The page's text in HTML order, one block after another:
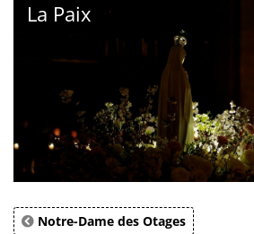
La Paix
Notre-Dame des Otages